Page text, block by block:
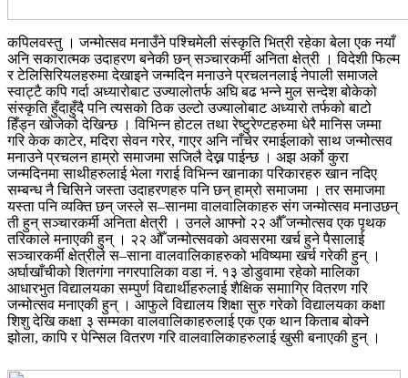
कपिलवस्तु । जन्मोत्सव मनाउँने पश्चिमेली संस्कृति भित्री रहेका बेला एक नयाँ
अनि सकारात्मक उदाहरण बनेकी छन् सञ्चारकर्मी अनिता क्षेत्री । विदेशी फिल्म
र टेलिसिरियलहरुमा देखाइने जन्मदिन मनाउने प्रचलनलाई नेपाली समाजले
स्वाट्टै कपि गर्दा अध्यारोबाट उज्यालोतर्फ अघि बढ भन्ने मुल सन्देश बोकेको
संस्कृति हुँदाहुँदै पनि त्यसको ठिक उल्टो उज्यालोबाट अध्यारो तर्फको बाटो
हिँड्न खोजेको देखिन्छ । विभिन्न होटल तथा रेष्टुरेण्टहरुमा धेरै मानिस जम्मा
गरि केक काटेर, मदिरा सेवन गरेर, गाएर अनि नाँचेर रमाईलाको साथ जन्मोत्सव
मनाउने प्रचलन हाम्रो समाजमा सजिलै देख्न पाईन्छ । अझ अर्को कुरा
जन्मदिनमा साथीहरुलाई भेला गराई विभिन्न खानाका परिकारहरु खान नदिए
सम्बन्ध नै चिसिने जस्ता उदाहरणहरु पनि छन् हाम्रो समाजमा । तर समाजमा
यस्ता पनि व्यक्ति छन् जस्ले स–सानमा वालवालिकाहरु संग जन्मोत्सव मनाउछन्
ती हुन् सञ्चारकर्मी अनिता क्षेत्री । उनले आफ्नो २२ औँ जन्मोत्सव एक पृथक
तरिकाले मनाएकी हुन् । २२ औँ जन्मोत्सवको अवसरमा खर्च हुने पैसालाई
सञ्चारकर्मी क्षेत्रीले स–साना वालवालिकाहरुको भविष्यमा खर्च गरेकी हुन् ।
अर्घाखाँचीको शितगंगा नगरपालिका वडा नं. १३ डोडुवामा रहेको मालिका
आधारभुत विद्यालयका सम्पुर्ण विद्यार्थीहरुलाई शैक्षिक समााग्रि वितरण गरि
जन्मोत्सव मनाएकी हुन् । आफुले विद्यालय शिक्षा सुरु गरेको विद्यालयका कक्षा
शिशु देखि कक्षा ३ सम्मका वालवालिकाहरुलाई एक एक थान किताब बोक्ने
झोला, कापि र पेन्सिल वितरण गरि वालवालिकाहरुलाई खुसी बनाएकी हुन् ।